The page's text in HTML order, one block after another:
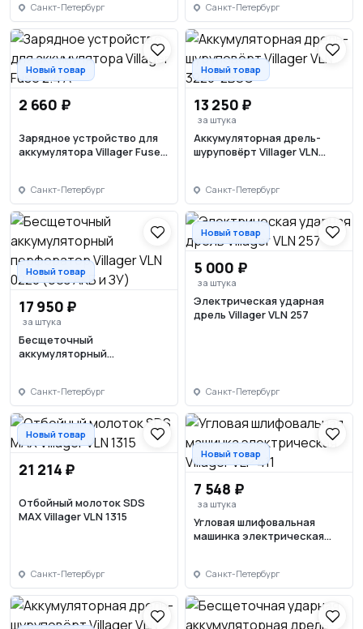
Санкт-Петербург Санкт-Петербург
Новый товар
2 660 ₽
Зарядное устройство для
аккумулятора Villager Fuse
Санкт-Петербург
Новый товар
13 250 ₽
за штука
Аккумуляторная дрель-
шуруповёрт Villager VLN
Санкт-Петербург
Новый товар
17 950 ₽
за штука
Бесщеточный
аккумуляторный
Санкт-Петербург
Новый товар
5 000 ₽
за штука
Электрическая ударная
дрель Villager VLN 257
Санкт-Петербург
Новый товар
21 214 ₽
Отбойный молоток SDS
MAX Villager VLN 1315
Санкт-Петербург
Новый товар
7 548 ₽
за штука
Угловая шлифовальная
машинка электрическая
Санкт-Петербург